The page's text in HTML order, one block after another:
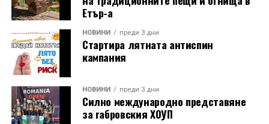
Етър-а
НОВИНИ преди 3 дни
Стартира лятната антиспин
кампания
НОВИНИ преди 3 дни
Силно международно представяне
за габровския ХОУП